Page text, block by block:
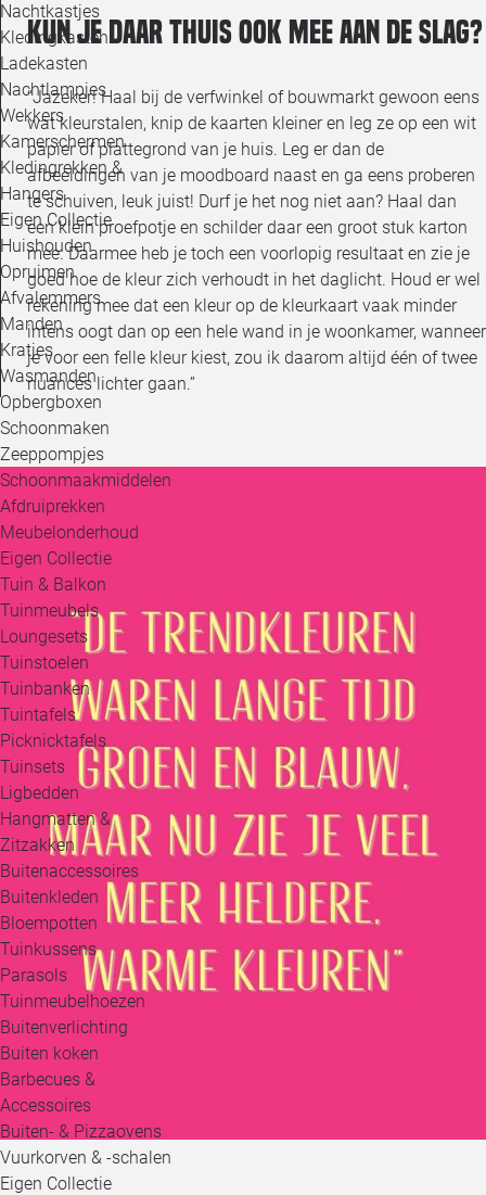
Nachtkastjes
Kledingkasten
Ladekasten
Nachtlampjes
Wekkers
Kamerschermen
Kledingrekken &
Hangers
Eigen Collectie
Huishouden
Opruimen
Afvalemmers
Manden
Kratjes
Wasmanden
Opbergboxen
Schoonmaken
Zeeppompjes
Schoonmaakmiddelen
Afdruiprekken
Meubelonderhoud
Eigen Collectie
Tuin & Balkon
Tuinmeubels
Loungesets
Tuinstoelen
Tuinbanken
Tuintafels
Picknicktafels
Tuinsets
Ligbedden
Hangmatten &
Zitzakken
Buitenaccessoires
Buitenkleden
Bloempotten
Tuinkussens
Parasols
Tuinmeubelhoezen
Buitenverlichting
Buiten koken
Barbecues &
Accessoires
Buiten- & Pizzaovens
Vuurkorven & -schalen
Eigen Collectie
Kun je daar thuis ook mee aan de slag?
“Jazeker! Haal bij de verfwinkel of bouwmarkt gewoon eens
wat kleurstalen, knip de kaarten kleiner en leg ze op een wit
papier of plattegrond van je huis. Leg er dan de
afbeeldingen van je moodboard naast en ga eens proberen
te schuiven, leuk juist! Durf je het nog niet aan? Haal dan
een klein proefpotje en schilder daar een groot stuk karton
mee. Daarmee heb je toch een voorlopig resultaat en zie je
goed hoe de kleur zich verhoudt in het daglicht. Houd er wel
rekening mee dat een kleur op de kleurkaart vaak minder
intens oogt dan op een hele wand in je woonkamer, wanneer
je voor een felle kleur kiest, zou ik daarom altijd één of twee
nuances lichter gaan.”